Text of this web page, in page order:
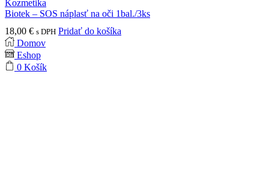
Kozmetika
Biotek – SOS náplasť na oči 1bal./3ks
18,00 € s DPH Pridať do košíka
Domov
Eshop
0 Košík